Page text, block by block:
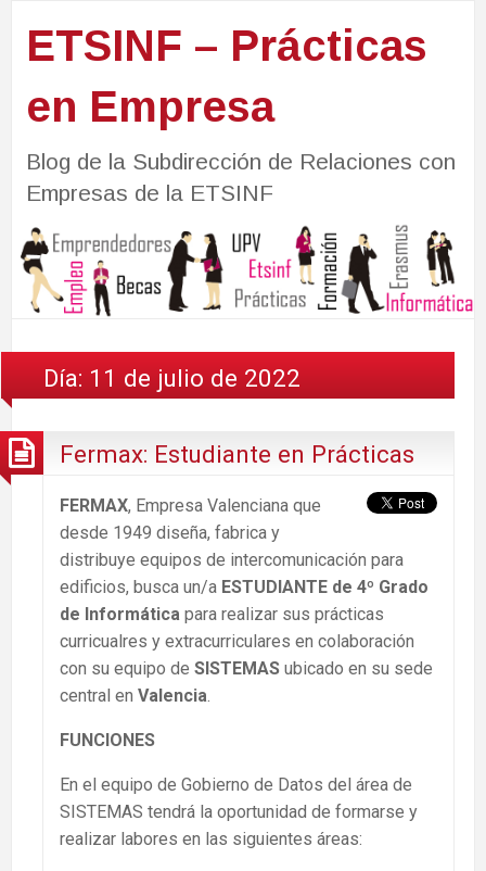
ETSINF – Prácticas
en Empresa
Blog de la Subdirección de Relaciones con
Empresas de la ETSINF
Día: 11 de julio de 2022
Fermax: Estudiante en Prácticas
FERMAX, Empresa Valenciana que
desde 1949 diseña, fabrica y
distribuye equipos de intercomunicación para
edificios, busca un/a ESTUDIANTE de 4º Grado
de Informática para realizar sus prácticas
curricualres y extracurriculares en colaboración
con su equipo de SISTEMAS ubicado en su sede
central en Valencia.
FUNCIONES
En el equipo de Gobierno de Datos del área de
SISTEMAS tendrá la oportunidad de formarse y
realizar labores en las siguientes áreas: